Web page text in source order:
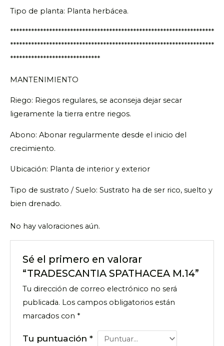
Tipo de planta: Planta herbácea.
********************************************************************
********************************************************************
******************************
MANTENIMIENTO
Riego: Riegos regulares, se aconseja dejar secar
ligeramente la tierra entre riegos.
Abono: Abonar regularmente desde el inicio del
crecimiento.
Ubicación: Planta de interior y exterior
Tipo de sustrato / Suelo: Sustrato ha de ser rico, suelto y
bien drenado.
No hay valoraciones aún.
Sé el primero en valorar
“TRADESCANTIA SPATHACEA M.14”
Tu dirección de correo electrónico no será
publicada. Los campos obligatorios están
marcados con *
Tu puntuación*